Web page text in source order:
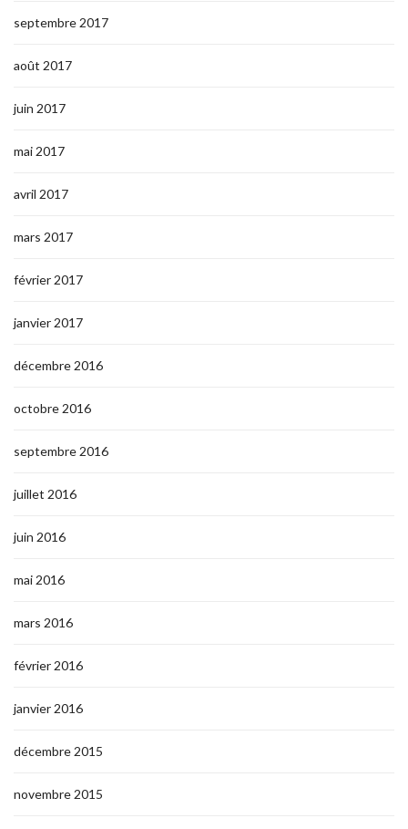
septembre 2017
août 2017
juin 2017
mai 2017
avril 2017
mars 2017
février 2017
janvier 2017
décembre 2016
octobre 2016
septembre 2016
juillet 2016
juin 2016
mai 2016
mars 2016
février 2016
janvier 2016
décembre 2015
novembre 2015